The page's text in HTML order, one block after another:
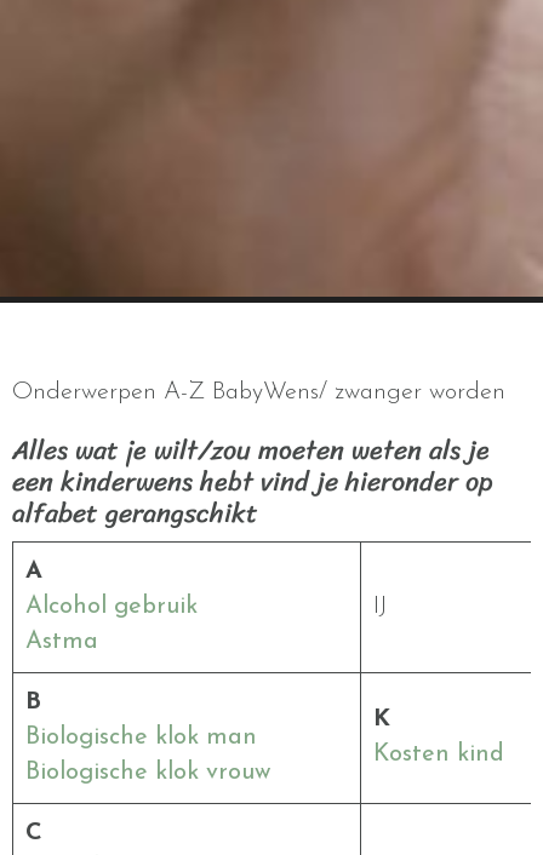
Onderwerpen A-Z BabyWens/ zwanger worden
Alles wat je wilt/zou moeten weten als je
een kinderwens hebt vind je hieronder op
alfabet gerangschikt
A
Alcohol gebruik
Astma
IJ
B
Biologische klok man
Biologische klok vrouw
K
Kosten kind
C